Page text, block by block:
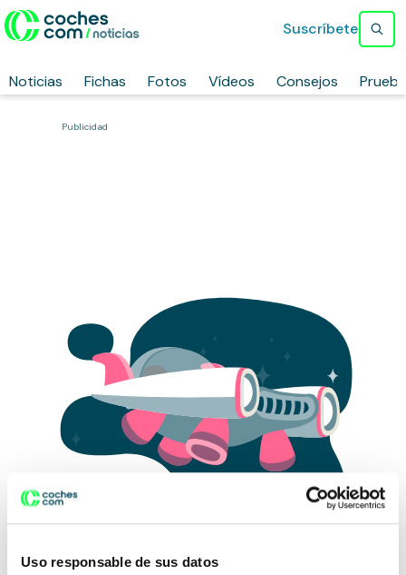
Uso responsable de sus datos
Noticias Fichas Fotos Vídeos Consejos
Suscríbete
Publicidad